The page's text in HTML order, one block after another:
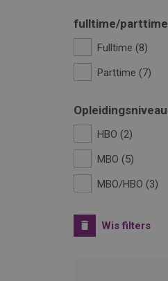
fulltime/parttime
Fulltime
8
Parttime
7
Opleidingsniveau
HBO 2
MBO
5
MBO/HBO
3
Wis filters